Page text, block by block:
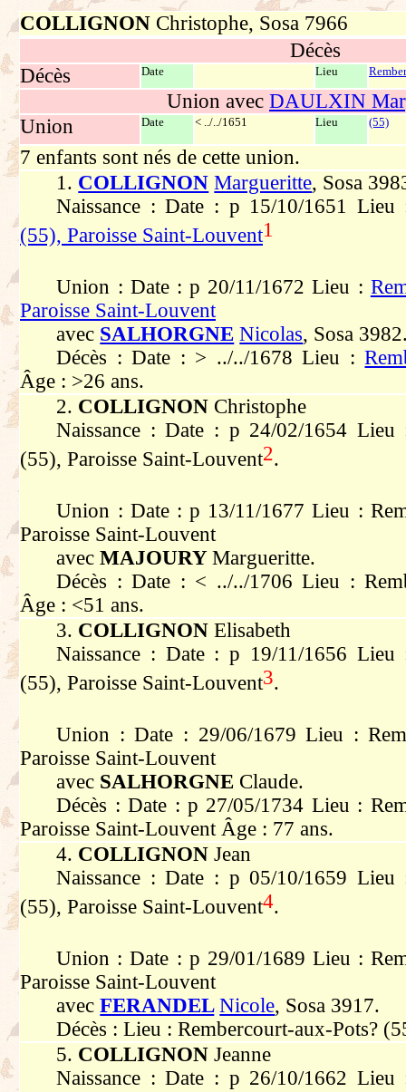
COLLIGNON Christophe, Sosa 7966
Décès
Décès
Date Lieu
Union avec DAULXIN
Union
Date < ../../1651 Lieu (55)
7 enfants sont nés de cette union.
1. COLLIGNON Margueritte, Sosa
Naissance : Date : p 15/10/1651
(55), Paroisse Saint-Louvent1
Union : Date : p 20/11/1672 Lieu :
Paroisse Saint-Louvent
avec SALHORGNE Nicolas, Sosa
Décès : Date : > ../../1678 Lieu :
Âge : >26 ans.
2. COLLIGNON Christophe
Naissance : Date : p 24/02/1654 Lieu
(55), Paroisse Saint-Louvent2.
Union : Date : p 13/11/1677 Lieu :
Paroisse Saint-Louvent
avecMAJOURYMargueritte.
Décès : Date : < ../../1706 Lieu :
Âge : <51 ans.
3. COLLIGNONElisabeth
Naissance : Date : p 19/11/1656 Lieu
(55), Paroisse Saint-Louvent3.
Union : Date : 29/06/1679 Lieu :
Paroisse Saint-Louvent
avec SALHORGNE Claude.
Décès : Date : p 27/05/1734 Lieu :
Paroisse Saint-Louvent Âge : 77 ans.
4. COLLIGNONJean
Naissance : Date : p 05/10/1659 Lieu
(55), Paroisse Saint-Louvent4.
Union : Date : p 29/01/1689 Lieu :
Paroisse Saint-Louvent
avecFERANDEL Nicole, Sosa 3917.
Décès : Lieu : Rembercourt-aux-Pots?
5. COLLIGNONJeanne
Naissance : Date : p 26/10/1662 Lieu